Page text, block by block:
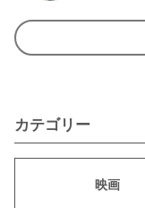
カテゴリー
映画